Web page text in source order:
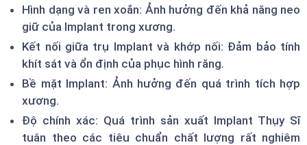
Hình dạng và ren xoắn: Ảnh hưởng đến khả năng neo
giữ của Implant trong xương.
Kết nối giữa trụ Implant và khớp nối: Đảm bảo tính
khít sát và ổn định của phục hình răng.
Bề mặt Implant: Ảnh hưởng đến quá trình tích hợp
xương.
Độ chính xác: Quá trình sản xuất Implant Thụy Sĩ
tuân theo các tiêu chuẩn chất lượng rất nghiêm